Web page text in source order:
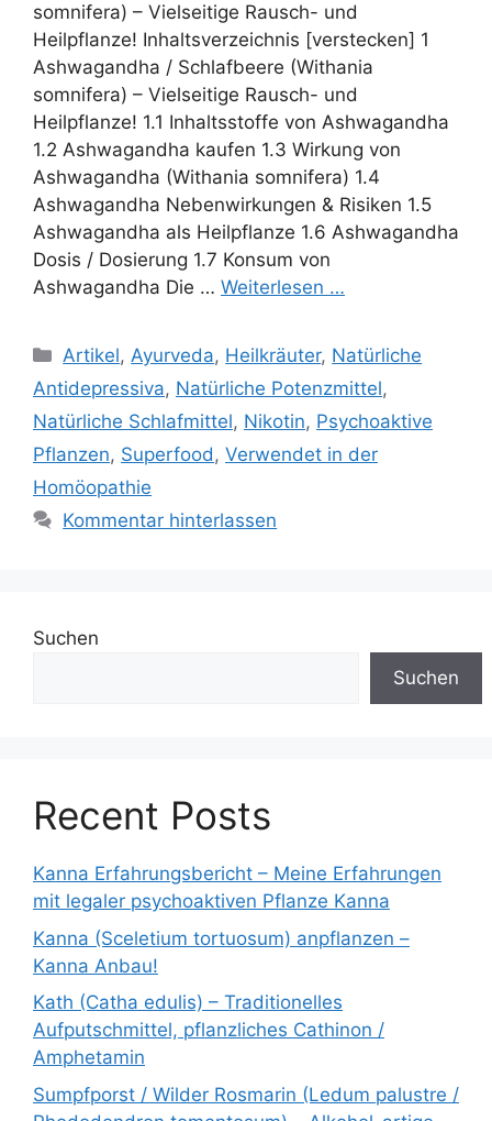
somnifera) – Vielseitige Rausch- und
Heilpflanze! Inhaltsverzeichnis [verstecken] 1
Ashwagandha / Schlafbeere (Withania
somnifera) – Vielseitige Rausch- und
Heilpflanze! 1.1 Inhaltsstoffe von Ashwagandha
1.2 Ashwagandha kaufen 1.3 Wirkung von
Ashwagandha (Withania somnifera) 1.4
Ashwagandha Nebenwirkungen & Risiken 1.5
Ashwagandha als Heilpflanze 1.6 Ashwagandha
Dosis / Dosierung 1.7 Konsum von
Ashwagandha Die … Weiterlesen …
Kategorien
Artikel,Ayurveda, Heilkräuter, Natürliche
Antidepressiva, Natürliche Potenzmittel,
Natürliche Schlafmittel, Nikotin, Psychoaktive
Pflanzen, Superfood, Verwendet in der
Homöopathie
Kommentar hinterlassen
Suchen
Suchen
Recent Posts
Kanna Erfahrungsbericht – Meine Erfahrungen
mit legaler psychoaktiven Pflanze Kanna
Kanna (Sceletium tortuosum) anpflanzen –
Kanna Anbau!
Kath (Catha edulis) – Traditionelles
Aufputschmittel, pflanzliches Cathinon /
Amphetamin
Sumpfporst / Wilder Rosmarin (Ledum palustre /